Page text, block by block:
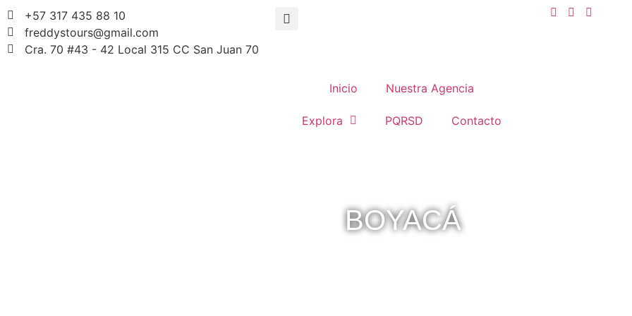
+57 317 435 88 10
freddystours@gmail.com
Cra. 70 #43 - 42 Local 315 CC San Juan 70
Inicio Nuestra Agencia
Explora PQRSD Contacto
BOYACÁ